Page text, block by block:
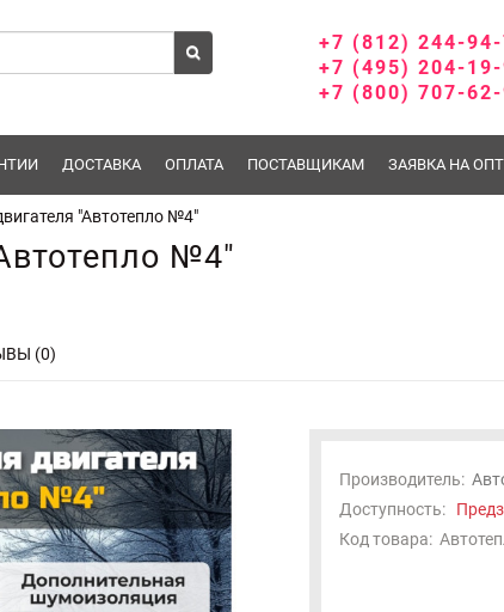
+7 (812) 244-94-
+7 (495) 204-19-
+7 (800) 707-62-
ДОСТАВКА ОПЛАТА ПОСТАВЩИКАМ ЗАЯВКА НА ОПТ
"Автотепло №4"
№4"
(0)
Производитель:
Доступность:
Код товара: